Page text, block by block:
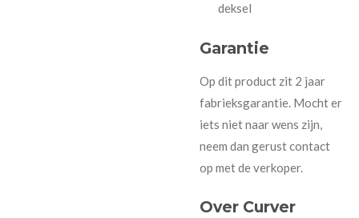
deksel
Garantie
Op dit product zit 2 jaar
fabrieksgarantie. Mocht er
iets niet naar wens zijn,
neem dan gerust contact
op met de verkoper.
Over Curver